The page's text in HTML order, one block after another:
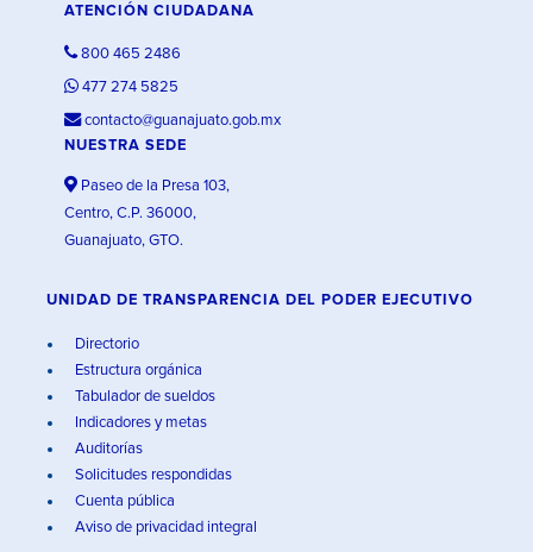
ATENCIÓN CIUDADANA
800 465 2486
477 274 5825
contacto@guanajuato.gob.mx
NUESTRA SEDE
Paseo de la Presa 103,
Centro, C.P. 36000,
Guanajuato, GTO.
UNIDAD DE TRANSPARENCIA DEL PODER EJECUTIVO
Directorio
Estructura orgánica
Tabulador de sueldos
Indicadores y metas
Auditorías
Solicitudes respondidas
Cuenta pública
Aviso de privacidad integral